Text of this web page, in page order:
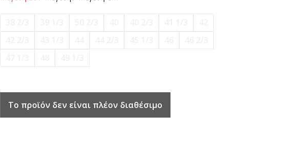
Το προϊόν δεν είναι πλέον διαθέσιμο